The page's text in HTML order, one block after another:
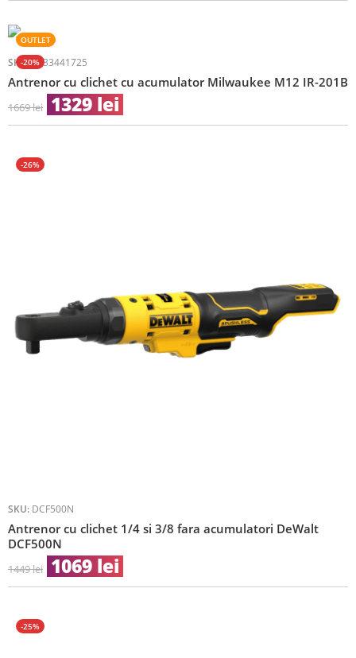
OUTLET
-20%
SKU:4933441725
Antrenor cu clichet cu acumulator Milwaukee M12 IR-201B
1669lei 1329 lei
-26%
SKU: DCF500N
Antrenor cu clichet 1/4 si 3/8 fara acumulatori DeWalt
DCF500N
1449lei 1069 lei
-25%